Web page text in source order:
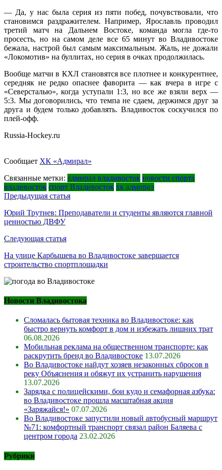
— Да, у нас была серия из пяти побед, почувствовали, что
становимся раздражителем. Например, Ярославль проводил
третий матч на Дальнем Востоке, команда могла где-то
просесть, но на самом деле все 65 минут во Владивостоке
бежала, настрой был самым максимальным. Жаль, не дожали
«Локомотив» на буллитах, но серия в очках продолжилась.
Вообще матчи в КХЛ становятся все плотнее и конкурентнее,
середняк не редко опаснее фаворита — как вчера в игре с
«Северсталью», когда уступали 1:3, но все же взяли верх —
5:3. Мы договорились, что темпа не сдаем, держимся друг за
друга и будем только добавлять. Владивосток соскучился по
плей-офф.
Russia-Hockey.ru
Сообщает ХК «Адмирал»
Связанные метки: адмирал владивосток новости спорта
владивосток спорт Владивосток хк адмирал
Навигация
по
записям
Предыдущая статья
Юрий Трутнев: Преподаватели и студенты являются главной
ценностью ДВФУ
Следующая статья
На улице Карбышева во Владивостоке завершается
строительство спортплощадки
Новости Владивостока
Сломалась бытовая техника во Владивостоке: как
быстро вернуть комфорт в дом и избежать лишних трат
06.08.2026
Мобильная реклама на общественном транспорте: как
раскрутить бренд во Владивостоке 13.07.2026
Во Владивостоке найдут хозяев незаконных сбросов в
реку Объяснения и обяжут их устранить нарушения
13.07.2026
Зарядка с полицейскими, бои кудо и семафорная азбука:
во Владивостоке прошла масштабная акция
«Заряжайся!» 07.07.2026
Во Владивостоке запустили новый автобусный маршрут
№71: комфортный транспорт связал район Баляева с
центром города 23.02.2026
Рубрики